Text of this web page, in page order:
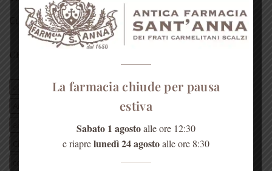
Curiosità
CERCA PER TAG ARTICOLI
antica farmacia monastica
Antica Farmacia Sant'Anna Genova
anticafarmaciasantannagenova
antica farmacia s’Anna
Chiesa di santAnna
Convento di Sant'Anna Genova
eleuterococco
La farmacia chiude per pausa
estiva
Sabato 1 agostoalle ore 12:30
e riaprelunedì 24 agostoalle ore 8:30